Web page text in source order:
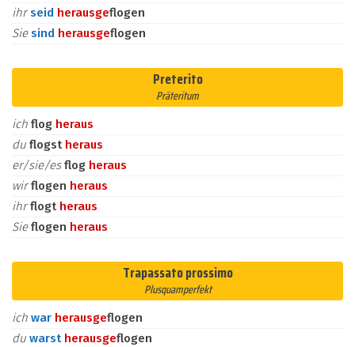
ihrseid herausgeflogen
Siesind herausgeflogen
Preterito
Präteritum
ich flog heraus
du flogst heraus
er/sie/esflog heraus
wirflogen heraus
ihrflogt heraus
Sieflogen heraus
Trapassato prossimo
Plusquamperfekt
ich war herausgeflogen
du warst herausgeflogen